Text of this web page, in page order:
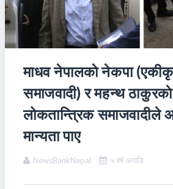
माधव नेपालकाे नेकपा
समाजवादी) र महन्थ ठाकुरकाे
लोकतान्त्रिक समाजवादीले
मान्यता पाए
NewsBankNepal ५ वर्ष अगाडि